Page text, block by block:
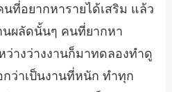
ที่อยากหารายได้เสริม แล้ว
นผลัดนั้นๆ คนที่ยากหา
างว่างงานก็มาทดลองทำดู
ว่าเป็นงานที่หนัก ทำทุก